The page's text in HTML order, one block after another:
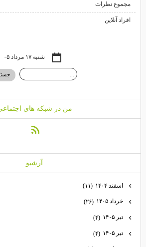
مجموع نظرات
افراد آنلاین
شنبه ۱۷ مرداد ۰۵
من در شبكه هاي اجتماعي
آرشيو
اسفند ۱۴۰۴ (۱۱)
خرداد ۱۴۰۵ (۲۶)
تیر ۱۴۰۵ (۴)
تیر ۱۴۰۵ (۴)